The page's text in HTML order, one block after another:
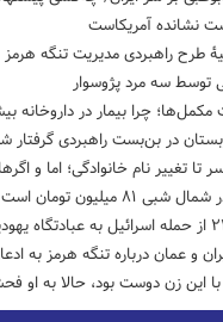
نشانده آمریکاست
طرح راهبردی مدیریت تنگه هرمز
توسط سه مرد پژوسوار
مکمل‌ها؛ چرا بیمار در داروخانه
در بن‌بست راهبردی
تا تغییر نام خانوادگی؛ اما و
میلیون تومان است
و عمان درباره تنگه هرمز به
این زن دوست بود، حالا به او